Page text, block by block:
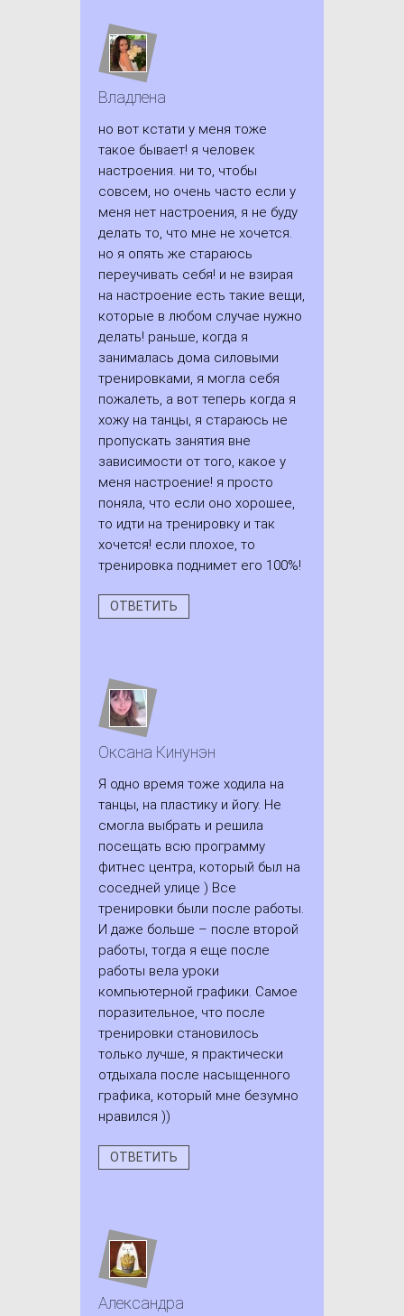
Владлена
но вот кстати у меня тоже
такое бывает! я человек
настроения. ни то, чтобы
совсем, но очень часто если у
меня нет настроения, я не буду
делать то, что мне не хочется.
но я опять же стараюсь
переучивать себя! и не взирая
на настроение есть такие вещи,
которые в любом случае нужно
делать! раньше, когда я
занималась дома силовыми
тренировками, я могла себя
пожалеть, а вот теперь когда я
хожу на танцы, я стараюсь не
пропускать занятия вне
зависимости от того, какое у
меня настроение! я просто
поняла, что если оно хорошее,
то идти на тренировку и так
хочется! если плохое, то
тренировка поднимет его 100%!
ОТВЕТИТЬ
Оксана Кинунэн
Я одно время тоже ходила на
танцы, на пластику и йогу. Не
смогла выбрать и решила
посещать всю программу
фитнес центра, который был на
соседней улице ) Все
тренировки были после работы.
И даже больше – после второй
работы, тогда я еще после
работы вела уроки
компьютерной графики. Самое
поразительное, что после
тренировки становилось
только лучше, я практически
отдыхала после насыщенного
графика, который мне безумно
нравился ))
ОТВЕТИТЬ
Александра